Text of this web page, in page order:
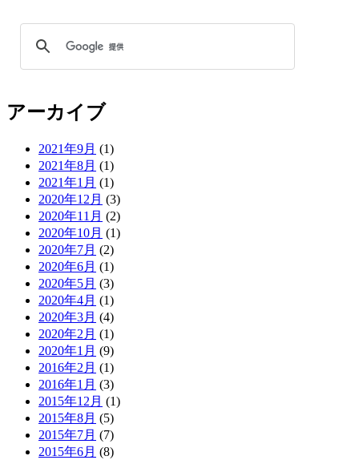
アーカイブ
2021年9月 (1)
2021年8月 (1)
2021年1月 (1)
2020年12月 (3)
2020年11月 (2)
2020年10月 (1)
2020年7月 (2)
2020年6月 (1)
2020年5月 (3)
2020年4月 (1)
2020年3月 (4)
2020年2月 (1)
2020年1月 (9)
2016年2月 (1)
2016年1月 (3)
2015年12月 (1)
2015年8月 (5)
2015年7月 (7)
2015年6月 (8)